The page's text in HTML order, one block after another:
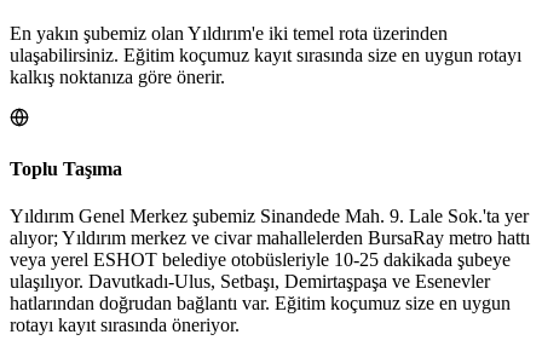
En yakın şubemiz olan Yıldırım'e iki temel rota üzerinden
ulaşabilirsiniz. Eğitim koçumuz kayıt sırasında size en uygun rotayı
kalkış noktanıza göre önerir.
Toplu Taşıma
Yıldırım Genel Merkez şubemiz Sinandede Mah. 9. Lale Sok.'ta yer
alıyor; Yıldırım merkez ve civar mahallelerden BursaRay metro hattı
veya yerel ESHOT belediye otobüsleriyle 10-25 dakikada şubeye
ulaşılıyor. Davutkadı-Ulus, Setbaşı, Demirtaşpaşa ve Esenevler
hatlarından doğrudan bağlantı var. Eğitim koçumuz size en uygun
rotayı kayıt sırasında öneriyor.